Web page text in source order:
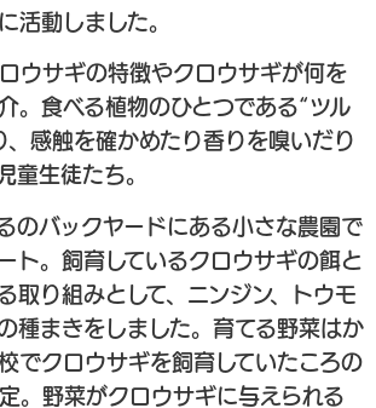
活動しました。
ウサギの特徴やクロウサギが何を
。食べる植物のひとつである“ツル
、感触を確かめたり香りを嗅いだり
童生徒たち。
のバックヤードにある小さな農園で
ト。飼育しているクロウサギの餌と
取り組みとして、ニンジン、トウモ
種まきをしました。育てる野菜はか
でクロウサギを飼育していたころの
。野菜がクロウサギに与えられる